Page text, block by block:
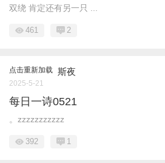
双绕 肯定还有另一只 ...
461 2
点击重新加载 斯夜
2025-5-21
每日一诗0521
。zzzzzzzzzzz
392 1